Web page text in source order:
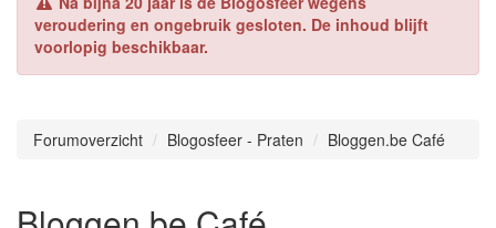
veroudering en ongebruik gesloten. De inhoud blijft
voorlopig beschikbaar.
Forumoverzicht Blogosfeer - Praten Bloggen.be Café